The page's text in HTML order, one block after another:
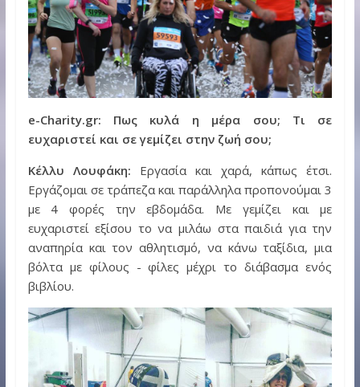
e-Charity.gr: Πως κυλά η μέρα σου; Τι σε
ευχαριστεί και σε γεμίζει στην ζωή σου;
Κέλλυ Λουφάκη: Εργασία και χαρά, κάπως έτσι.
Εργάζομαι σε τράπεζα και παράλληλα προπονούμαι 3
με 4 φορές την εβδομάδα. Με γεμίζει και με
ευχαριστεί εξίσου το να μιλάω στα παιδιά για την
αναπηρία και τον αθλητισμό, να κάνω ταξίδια, μια
βόλτα με φίλους - φίλες μέχρι το διάβασμα ενός
βιβλίου.